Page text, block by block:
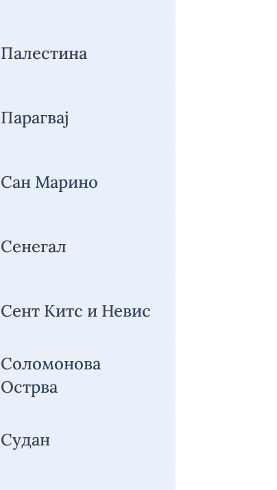
Палестина
Парагвај
Сан Марино
Сенегал
Сент Китс и Невис
Соломонова
Острва
Судан